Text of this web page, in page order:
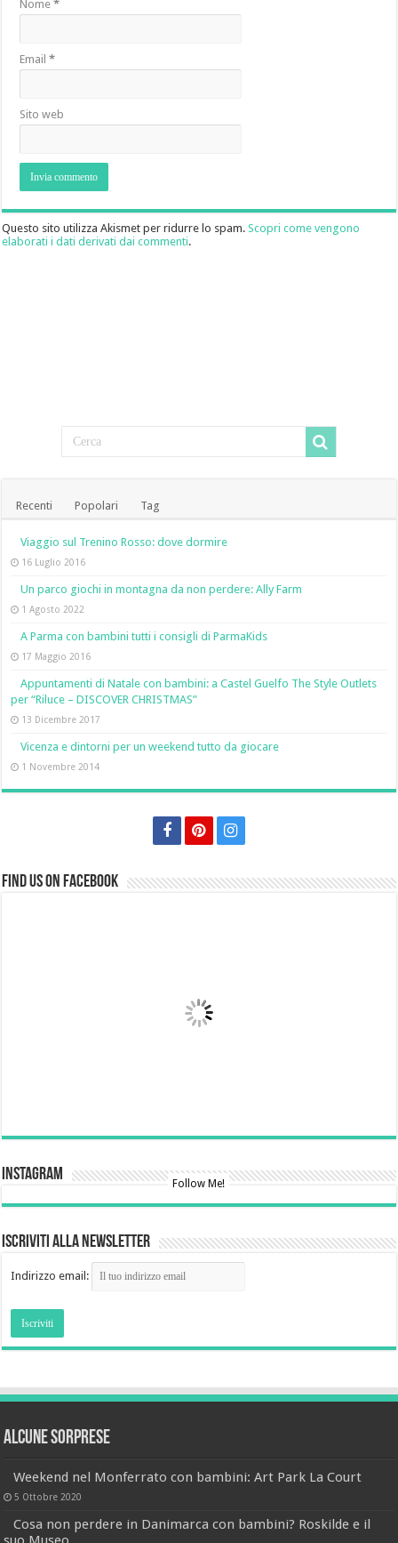
Nome*
Email*
Sito web
Questo sito utilizza Akismet per ridurre lo spam.Scopri come vengono
elaborati i dati derivati dai commenti.
Recenti Popolari Tag
Viaggio sul Trenino Rosso: dove dormire
16 Luglio 2016
Un parco giochi in montagna da non perdere: Ally Farm
1 Agosto 2022
A Parma con bambini tutti i consigli di ParmaKids
17 Maggio 2016
Appuntamenti di Natale con bambini: a Castel Guelfo The Style Outlets
per “Riluce – DISCOVER CHRISTMAS”
13 Dicembre 2017
Vicenza e dintorni per un weekend tutto da giocare
1 Novembre 2014
Find us on Facebook
Instagram Follow Me!
Iscriviti alla newsletter
Indirizzo email:
Alcune sorprese
Weekend nel Monferrato con bambini: Art Park La Court
5 Ottobre 2020
Cosa non perdere in Danimarca con bambini? Roskilde e il